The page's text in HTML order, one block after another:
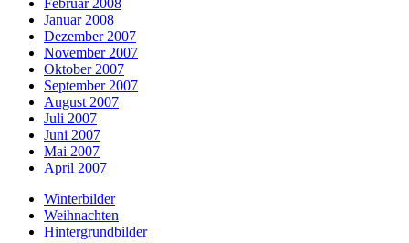
Januar 2008
Dezember 2007
November 2007
Oktober 2007
September 2007
August 2007
Juli 2007
Juni 2007
Mai 2007
April 2007
Winterbilder
Weihnachten
Hintergrundbilder